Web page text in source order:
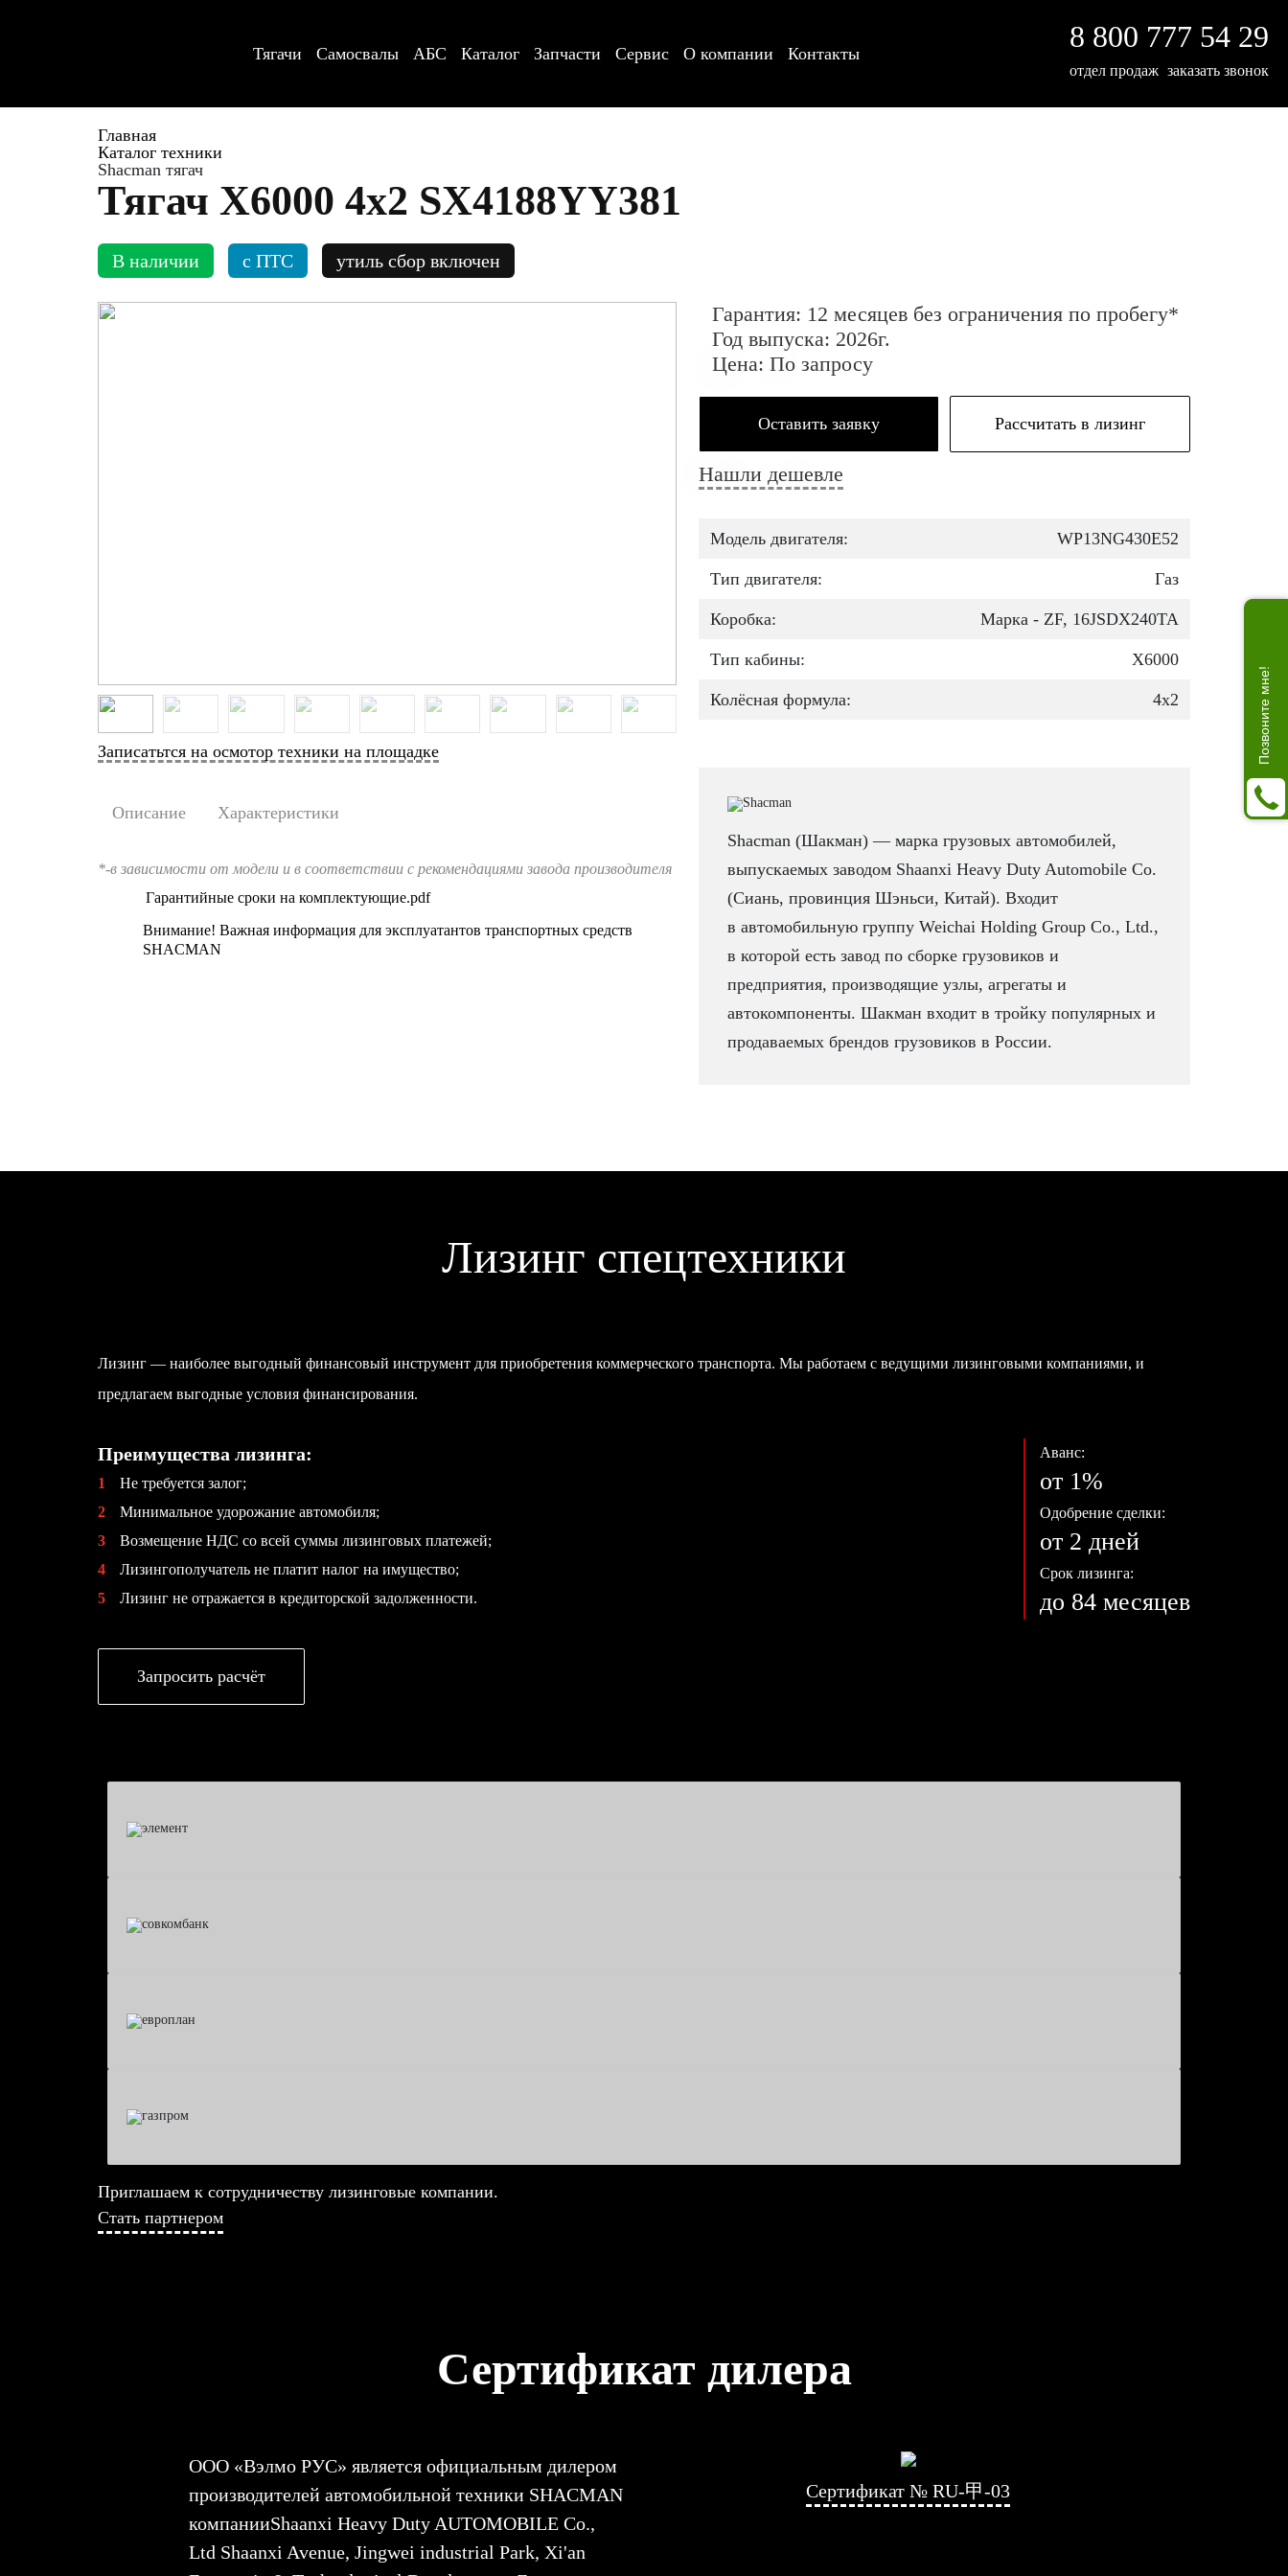
Тягачи Самосвалы АБС Каталог Запчасти Сервис О компании Контакты 8 800 777 54 29
отдел продаж заказать звонок
Главная
Каталог техники
Shacman тягач
Тягач X6000 4x2 SX4188YY381
В наличии c ПТС утиль сбор включен
Записатьтся на осмотор техники на площадке
Описание Характеристики
*-в зависимости от модели и в соответствии с рекомендациями завода производителя
Гарантийные сроки на комплектующие.pdf
Внимание! Важная информация для эксплуатантов транспортных средств
SHACMAN
Гарантия: 12 месяцев без ограничения по пробегу*
Год выпуска: 2026г.
Цена: По запросу
Оставить заявку Рассчитать в лизинг
Нашли дешевле
Модель двигателя: WP13NG430E52
Тип двигателя: Газ
Коробка: Марка - ZF, 16JSDX240TA
Тип кабины: X6000
Колёсная формула: 4x2
Shacman (Шакман) — марка грузовых автомобилей,
выпускаемых заводом Shaanxi Heavy Duty Automobile Co.
(Сиань, провинция Шэньси, Китай). Входит
в автомобильную группу Weichai Holding Group Co., Ltd.,
в которой есть завод по сборке грузовиков и
предприятия, производящие узлы, агрегаты и
автокомпоненты. Шакман входит в тройку популярных и
продаваемых брендов грузовиков в России.
Лизинг спецтехники
Лизинг — наиболее выгодный финансовый инструмент для приобретения коммерческого транспорта. Мы работаем с ведущими лизинговыми компаниями, и
предлагаем выгодные условия финансирования.
Преимущества лизинга:
1
Не требуется залог;
2
Минимальное удорожание автомобиля;
3
Возмещение НДС со всей суммы лизинговых платежей;
4
Лизингополучатель не платит налог на имущество;
5
Лизинг не отражается в кредиторской задолженности.
Аванс:
от 1%
Одобрение сделки:
от 2 дней
Срок лизинга:
до 84 месяцев
Запросить расчёт
Приглашаем к сотрудничеству лизинговые компании.
Стать партнером
Сертификат дилера
ООО «Вэлмо РУС» является официальным дилером
производителей автомобильной техники SHACMAN
компанииShaanxi Heavy Duty AUTOMOBILE Co.,
Ltd Shaanxi Avenue, Jingwei industrial Park, Xi'an
Сертификат № RU-甲-03
Позвоните мне!